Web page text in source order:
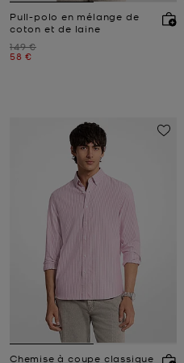
Pull-polo en mélange de
coton et de laine
Prix initial
149 €
Prix actuel
58 €
Chemise à coupe classique